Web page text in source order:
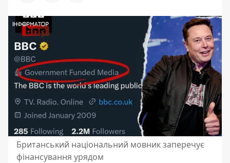
Британський національний мовник заперечує
фінансування урядом